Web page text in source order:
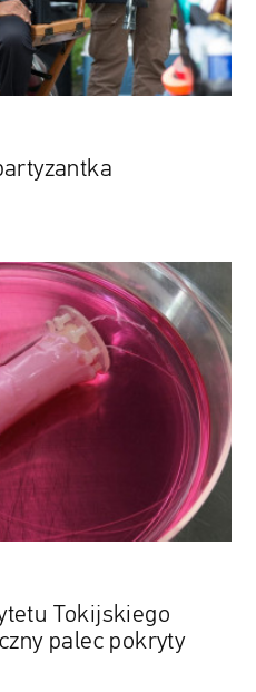
Tokijskiego
palec pokryty